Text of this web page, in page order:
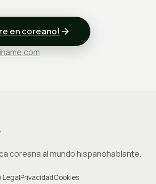
en coreano!
coreana al mundo hispanohablante.
LegalPrivacidadCookies